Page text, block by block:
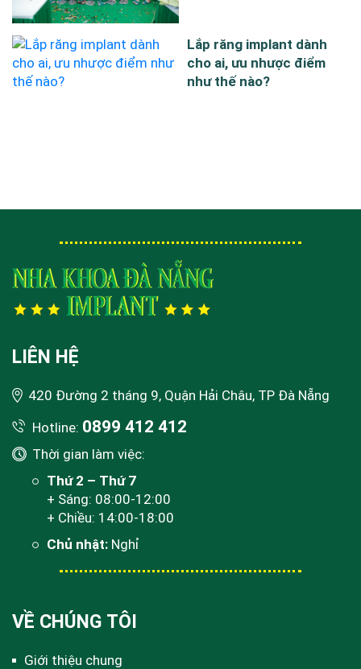
Lắp răng implant dành
cho ai, ưu nhược điểm
như thế nào?
LIÊN HỆ
420 Đường 2 tháng 9, Quận Hải Châu, TP Đà Nẵng
Hotline: 0899 412 412
Thời gian làm việc:
Thứ 2 – Thứ 7
+ Sáng: 08:00-12:00
+ Chiều: 14:00-18:00
Chủ nhật: Nghỉ
VỀ CHÚNG TÔI
Giới thiệu chung